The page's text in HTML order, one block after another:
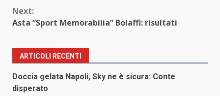
Next:
Asta “Sport Memorabilia” Bolaffi: risultati
ARTICOLI RECENTI
Doccia gelata Napoli, Sky ne è sicura: Conte
disperato